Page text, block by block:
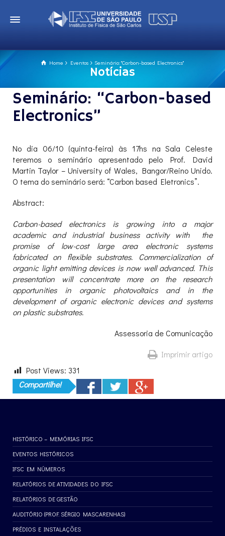
Home Eventos Seminário: "Carbon-based Electronics"
Notícias
Seminário: “Carbon-based
Electronics”
No dia 06/10 (quinta-feira) às 17hs na Sala Celeste
teremos o seminário apresentado pelo Prof. David
Martin Taylor – University of Wales, Bangor/Reino Unido.
O tema do seminário será: “Carbon based Eletronics”.
Abstract:
Carbon-based electronics is growing into a major
academic and industrial business activity with the
promise of low-cost large area electronic systems
fabricated on flexible substrates. Commercialization of
organic light emitting devices is now well advanced. This
presentation will concentrate more on the research
opportunities in organic photovoltaics and in the
development of organic electronic devices and systems
on plastic substrates.
Assessoria de Comunicação
Imprimir artigo
Post Views: 331
Compartilhe!
HISTÓRICO – MEMÓRIAS IFSC
EVENTOS HISTÓRICOS
IFSC EM NÚMEROS
RELATÓRIOS DE ATIVIDADES DO IFSC
RELATÓRIOS DE GESTÃO
AUDITÓRIO (PROF. SÉRGIO MASCARENHAS)
PRÉDIOS E INSTALAÇÕES